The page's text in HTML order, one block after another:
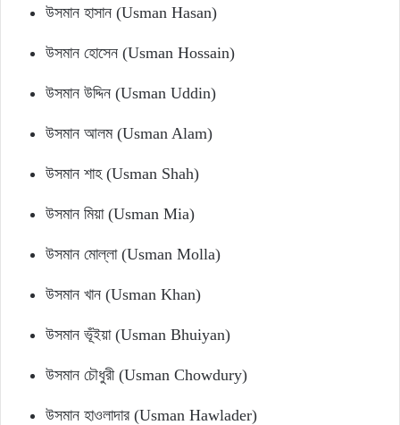
উসমান হাসান (Usman Hasan)
উসমান হোসেন (Usman Hossain)
উসমান উদ্দিন (Usman Uddin)
উসমান আলম (Usman Alam)
উসমান শাহ (Usman Shah)
উসমান মিয়া (Usman Mia)
উসমান মোল্লা (Usman Molla)
উসমান খান (Usman Khan)
উসমান ভূঁইয়া (Usman Bhuiyan)
উসমান চৌধুরী (Usman Chowdury)
উসমান হাওলাদার (Usman Hawlader)